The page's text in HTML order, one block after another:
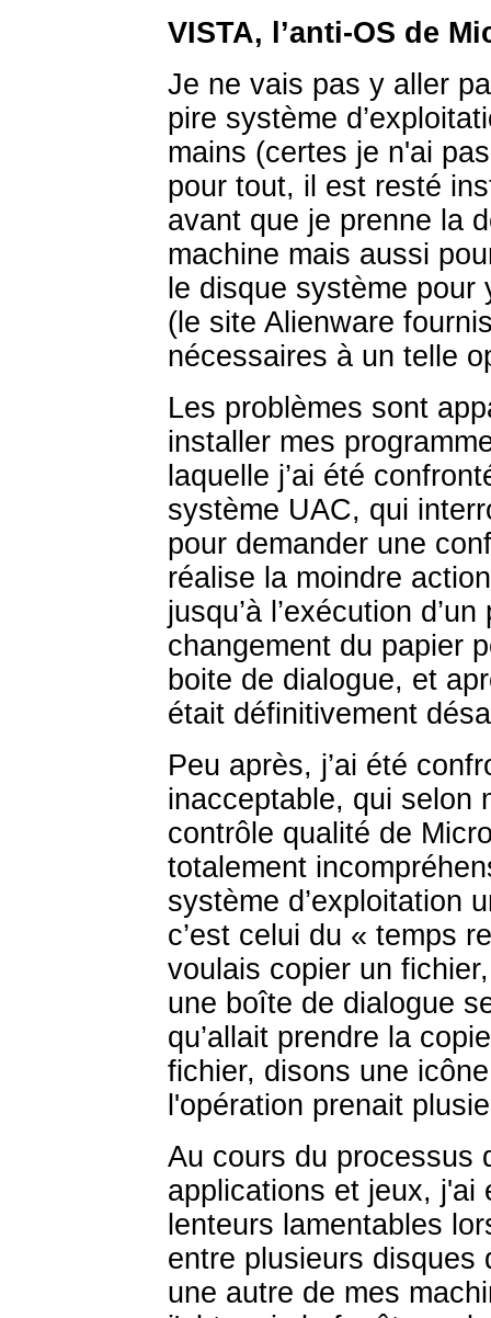
VISTA, l’anti-OS de
Je ne vais pas y aller
pire système
mains (certes je n'ai
pour tout, il est resté
avant que je prenne la
machine mais aussi
le disque système
(le site Alienware
nécessaires à un telle
Les problèmes sont
installer mes
laquelle j’ai été
système UAC, qui
pour demander une
réalise la moindre
jusqu’à l’exécution
changement du papier
boite de dialogue, et
était définitivement
Peu après, j’ai été
inacceptable, qui selon
contrôle qualité de
totalement
système d’exploitation
c’est celui du « temps
voulais copier un
une boîte de dialogue
qu’allait prendre la
fichier, disons une
l'opération prenait
Au cours du processus
applications et jeux, j'ai
lenteurs lamentables
entre plusieurs disques
une autre de mes